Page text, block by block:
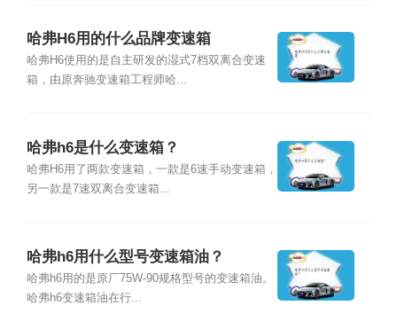
哈弗H6用的什么品牌变速箱
哈弗H6使用的是自主研发的湿式7档双离合变速
箱，由原奔驰变速箱工程师哈...
哈弗h6是什么变速箱？
哈弗H6用了两款变速箱，一款是6速手动变速箱，
另一款是7速双离合变速箱...
哈弗h6用什么型号变速箱油？
哈弗h6用的是原厂75W-90规格型号的变速箱油。
哈弗h6变速箱油在行...